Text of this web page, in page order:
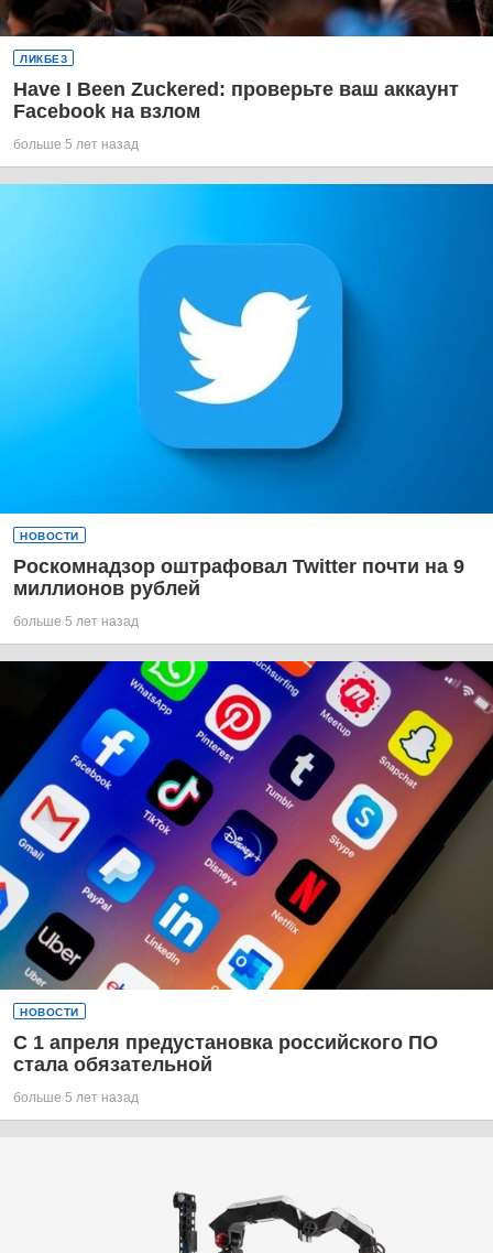
ЛИКБЕЗ
Have I Been Zuckered: проверьте ваш аккаунт
Facebook на взлом
больше 5 лет назад
НОВОСТИ
Роскомнадзор оштрафовал Twitter почти на 9
миллионов рублей
больше 5 лет назад
НОВОСТИ
С 1 апреля предустановка российского ПО
стала обязательной
больше 5 лет назад